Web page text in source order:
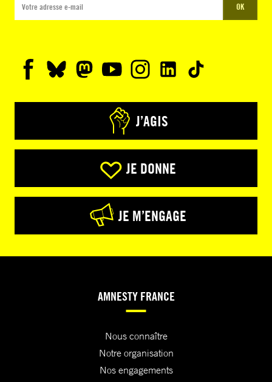
OK
J’AGIS
JE DONNE
JE M’ENGAGE
AMNESTY FRANCE
Nous connaître
Notre organisation
Nos engagements